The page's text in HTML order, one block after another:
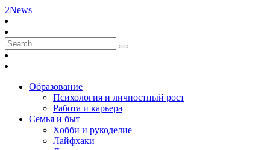
2News
Образование
Психология и личностный рост
Работа и карьера
Семья и быт
Хобби и рукоделие
Лайфхаки